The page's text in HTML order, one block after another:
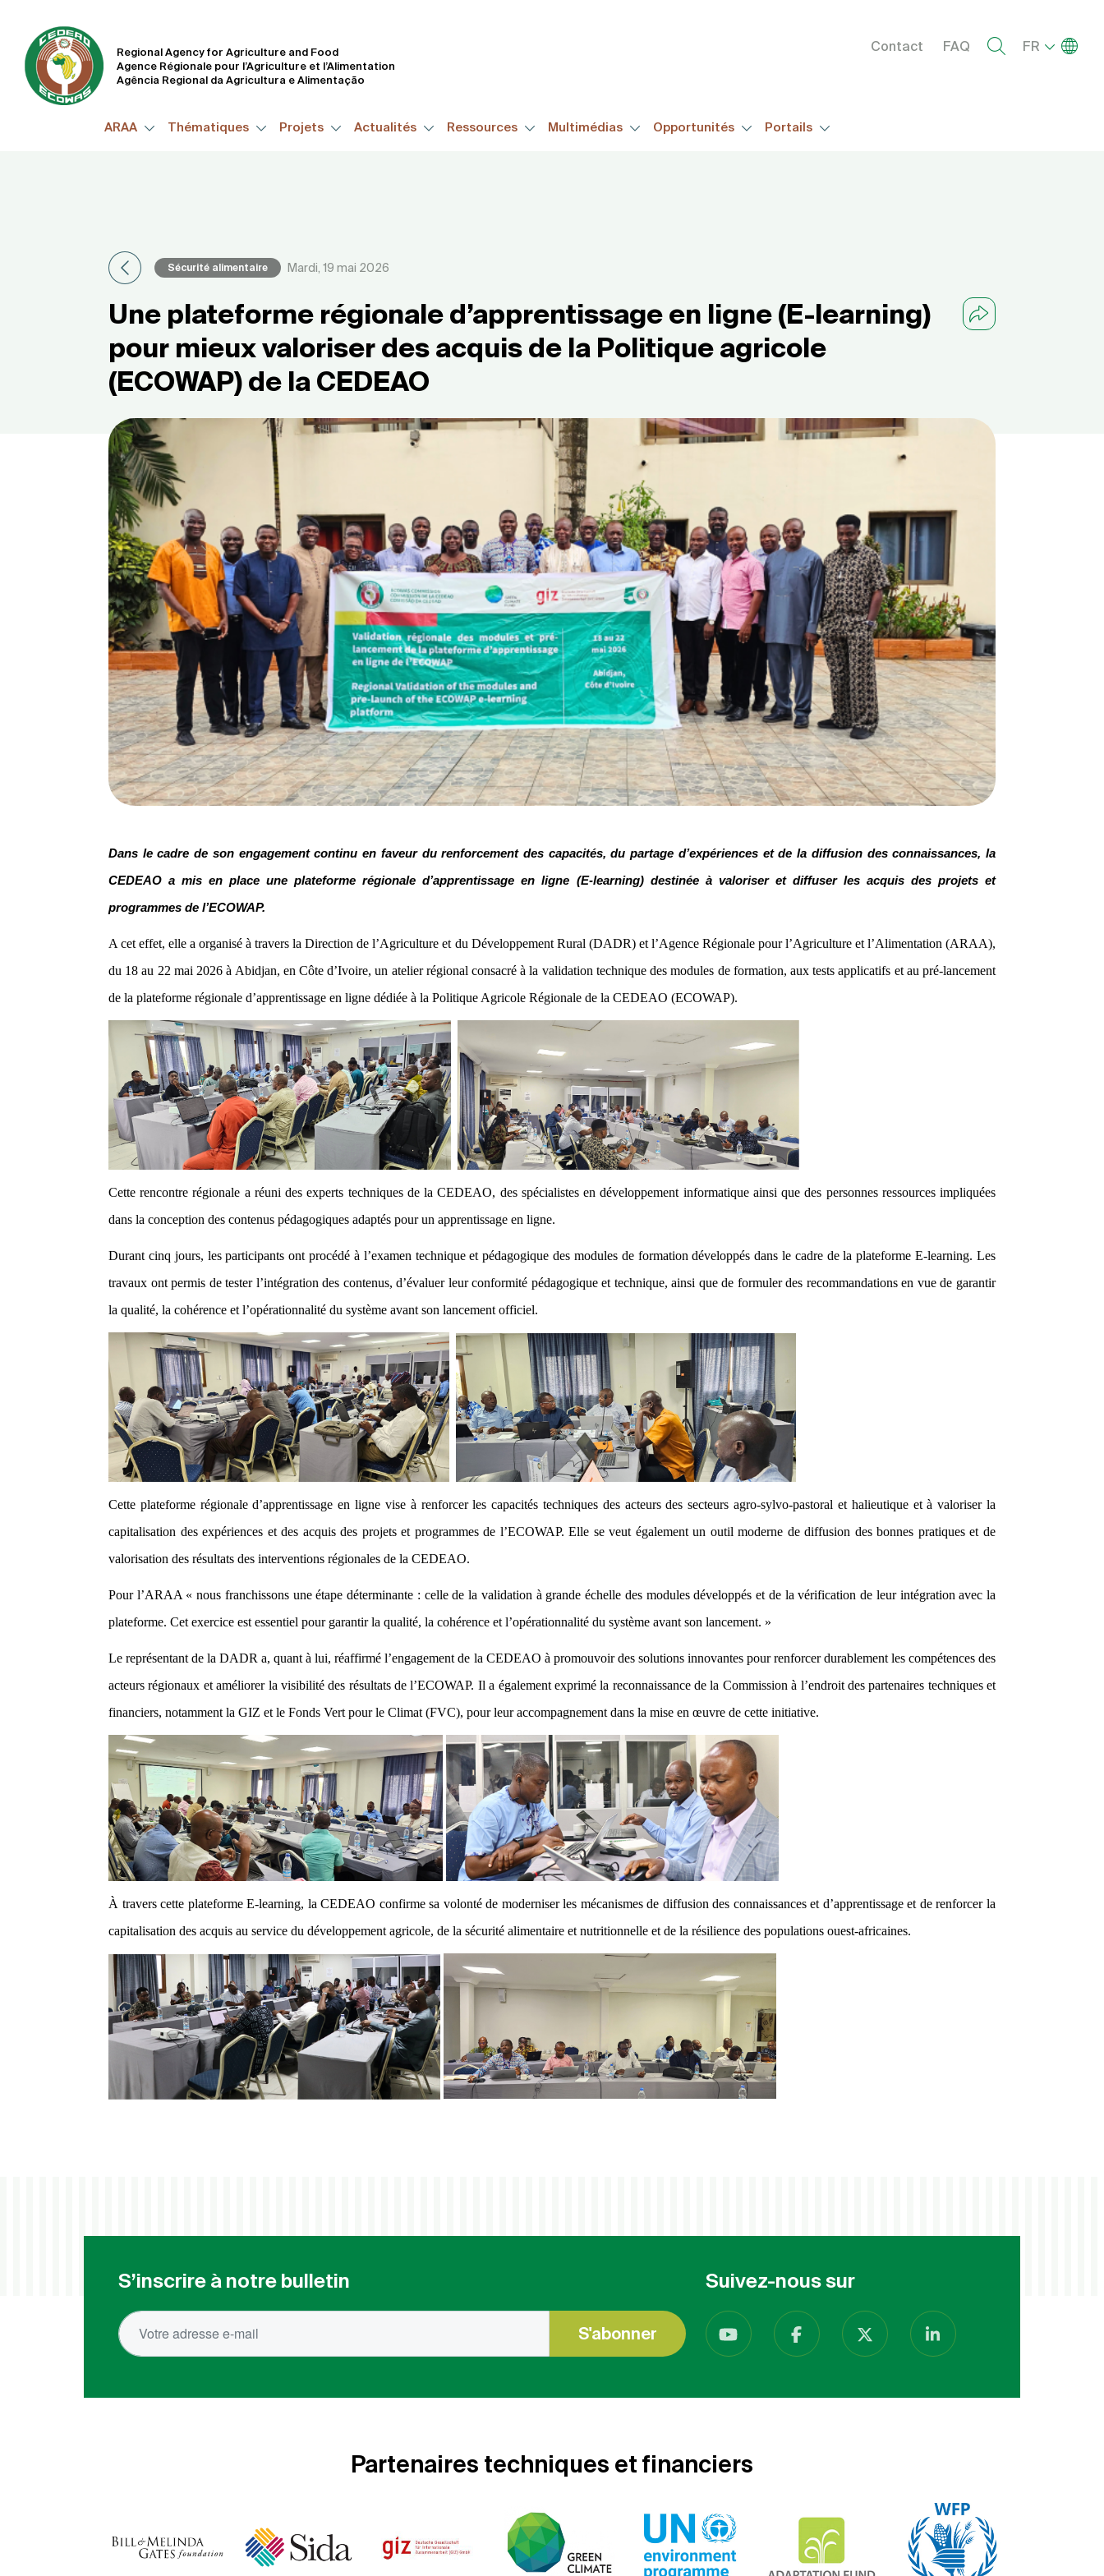
Regional Agency for Agriculture and Food
Agence Régionale pour l’Agriculture et l’Alimentation
Agência Regional da Agricultura e Alimentação
Menu right
Contact FAQ FR
Lister
ARAA Thématiques Projets Actualités Ressources Multimédias Opportunités Portails
Sécurité alimentaire Mardi, 19 mai 2026
Une plateforme régionale d’apprentissage en ligne (E-learning)
pour mieux valoriser des acquis de la Politique agricole
(ECOWAP) de la CEDEAO
Dans le cadre de son engagement continu en faveur du renforcement des capacités, du partage d’expériences et de la diffusion des connaissances, la
CEDEAO a mis en place une plateforme régionale d’apprentissage en ligne (E-learning) destinée à valoriser et diffuser les acquis des projets et
programmes de l’ECOWAP.
A cet effet, elle a organisé à travers la Direction de l’Agriculture et du Développement Rural (DADR) et l’Agence Régionale pour l’Agriculture et l’Alimentation (ARAA),
du 18 au 22 mai 2026 à Abidjan, en Côte d’Ivoire, un atelier régional consacré à la validation technique des modules de formation, aux tests applicatifs et au pré-lancement
de la plateforme régionale d’apprentissage en ligne dédiée à la Politique Agricole Régionale de la CEDEAO (ECOWAP).
Cette rencontre régionale a réuni des experts techniques de la CEDEAO, des spécialistes en développement informatique ainsi que des personnes ressources impliquées
dans la conception des contenus pédagogiques adaptés pour un apprentissage en ligne.
Durant cinq jours, les participants ont procédé à l’examen technique et pédagogique des modules de formation développés dans le cadre de la plateforme E-learning. Les
travaux ont permis de tester l’intégration des contenus, d’évaluer leur conformité pédagogique et technique, ainsi que de formuler des recommandations en vue de garantir
la qualité, la cohérence et l’opérationnalité du système avant son lancement officiel.
Cette plateforme régionale d’apprentissage en ligne vise à renforcer les capacités techniques des acteurs des secteurs agro-sylvo-pastoral et halieutique et à valoriser la
capitalisation des expériences et des acquis des projets et programmes de l’ECOWAP. Elle se veut également un outil moderne de diffusion des bonnes pratiques et de
valorisation des résultats des interventions régionales de la CEDEAO.
Pour l’ARAA « nous franchissons une étape déterminante : celle de la validation à grande échelle des modules développés et de la vérification de leur intégration avec la
plateforme. Cet exercice est essentiel pour garantir la qualité, la cohérence et l’opérationnalité du système avant son lancement. »
Le représentant de la DADR a, quant à lui, réaffirmé l’engagement de la CEDEAO à promouvoir des solutions innovantes pour renforcer durablement les compétences des
acteurs régionaux et améliorer la visibilité des résultats de l’ECOWAP. Il a également exprimé la reconnaissance de la Commission à l’endroit des partenaires techniques et
financiers, notamment la GIZ et le Fonds Vert pour le Climat (FVC), pour leur accompagnement dans la mise en œuvre de cette initiative.
À travers cette plateforme E-learning, la CEDEAO confirme sa volonté de moderniser les mécanismes de diffusion des connaissances et d’apprentissage et de renforcer la
capitalisation des acquis au service du développement agricole, de la sécurité alimentaire et nutritionnelle et de la résilience des populations ouest-africaines.
S’inscrire à notre bulletin
S'abonner
Suivez-nous sur
Partenaires techniques et financiers